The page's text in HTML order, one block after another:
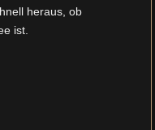
heraus, ob
ist.